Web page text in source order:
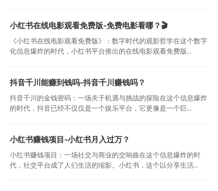
小红书在线电影观看免费版-免费电影看哪？🎬
《小红书在线电影观看免费版》：数字时代的观影哲学在这个数字
化信息爆炸的时代，小红书平台推出的在线电影观看免费版...
抖音千川能赚到钱吗-抖音千川赚钱吗？
抖音千川的金钱密码：一场关于机遇与挑战的探险在这个信息爆炸
的时代，抖音已经不仅仅是一个娱乐平台，它更像是一个巨...
小红书赚钱项目-小红书月入过万？
小红书赚钱项目：一场社交与商业的交响曲在这个信息爆炸的时
代，社交平台成了人们生活的缩影。小红书，这个以分享生活...